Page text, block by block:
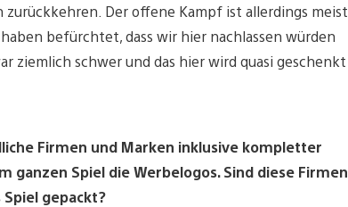
Der offene Kampf ist allerdings meist
befürchtet, dass wir hier nachlassen würden
ziemlich schwer und das hier wird quasi geschenkt
Firmen und Marken inklusive kompletter
ganzen Spiel die Werbelogos. Sind diese Firmen
gepackt?